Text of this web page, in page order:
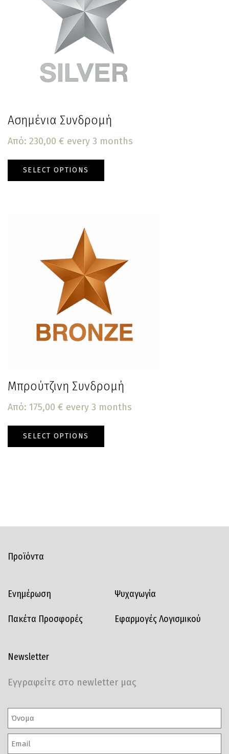
Ασημένια Συνδρομή
Από: 230,00 € every 3 months
SELECT OPTIONS
Μπρούτζινη Συνδρομή
Από: 175,00 € every 3 months
SELECT OPTIONS
Προϊόντα
Ενημέρωση Ψυχαγωγία
Πακέτα Προσφορές Εφαρμογές Λογισμικού
Newsletter
Εγγραφείτε στο newletter μας